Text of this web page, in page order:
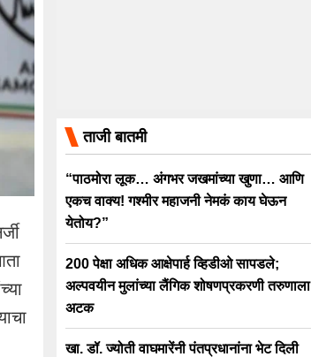
ताजी बातमी
“पाठमोरा लूक… अंगभर जखमांच्या खुणा… आणि
एकच वाक्य! गश्मीर महाजनी नेमकं काय घेऊन
येतोय?”
200 पेक्षा अधिक आक्षेपार्ह व्हिडीओ सापडले;
अल्पवयीन मुलांच्या लैंगिक शोषणप्रकरणी तरुणाला
अटक
खा. डॉ. ज्योती वाघमारेंनी पंतप्रधानांना भेट दिली